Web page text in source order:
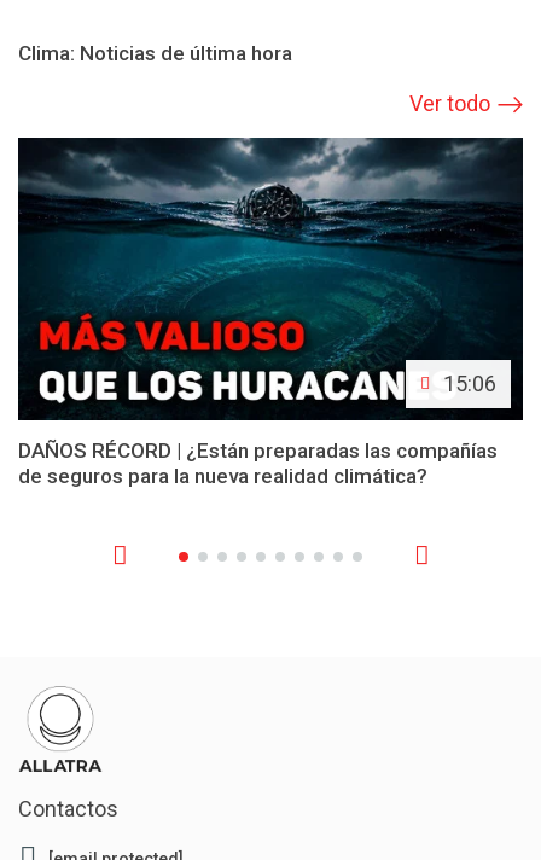
Clima: Noticias de última hora
Ver todo
15:06
DAÑOS RÉCORD | ¿Están preparadas las compañías
de seguros para la nueva realidad climática?
Contactos